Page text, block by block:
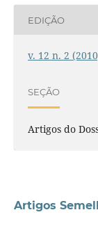
EDIÇÃO
v. 12 n. 2
SEÇÃO
Artigos do
Artigos